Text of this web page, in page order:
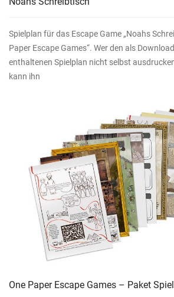
Spielplan für das Escape Game „Noahs
Paper Escape Games“. Wer den als
enthaltenen Spielplan nicht selbst
kann ihn
One Paper Escape Games – Paket